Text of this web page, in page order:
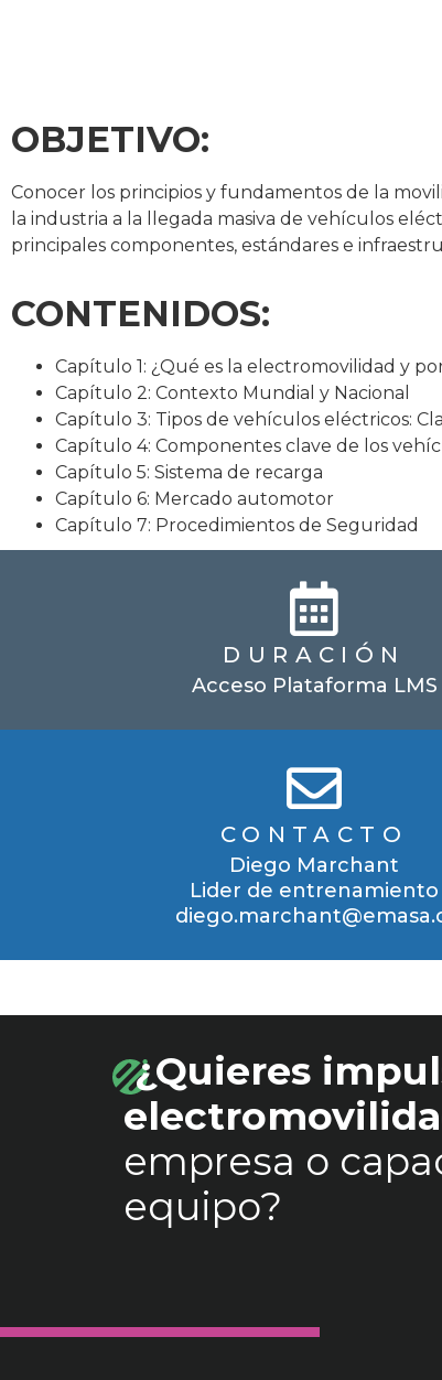
OBJETIVO:
Conocer los principios y fundamentos de la
la industria a la llegada masiva de vehículos
principales componentes, estándares e
CONTENIDOS:
Capítulo 1: ¿Qué es la electromovilidad y
Capítulo 2: Contexto Mundial y Nacional
Capítulo 3: Tipos de vehículos eléctricos:
Capítulo 4: Componentes clave de los
Capítulo 5: Sistema de recarga
Capítulo 6: Mercado automotor
Capítulo 7: Procedimientos de Seguridad
DURACIÓN
Acceso Plataforma LMS
CONTACTO
Diego Marchant
Lider de entrenamiento
¿Quieres
empresa o
equipo?